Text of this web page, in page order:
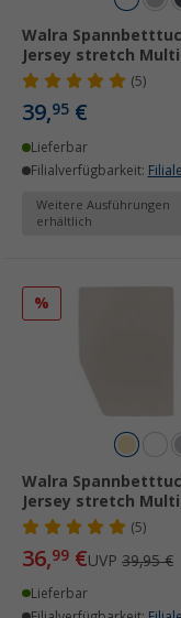
Walra
Jersey stretch
(5)
39,95 €
Lieferbar
Filialverfügbarkeit:
Weitere Ausführungen
erhältlich
%
Walra
Jersey stretch
(5)
36,99 €UVP 39,95 €
Lieferbar